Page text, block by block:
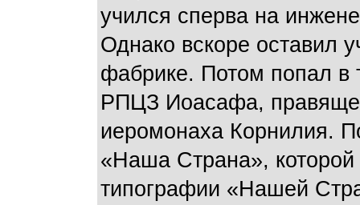
учился сперва на
Однако вскоре оставил
фабрике. Потом попал в
РПЦЗ Иоасафа,
иеромонаха Корнилия.
«Наша Страна»,
типографии «Нашей